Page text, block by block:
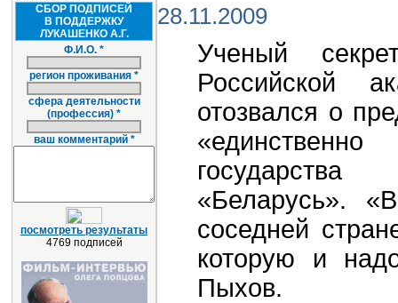
СБОР ПОДПИСЕЙ
В ПОДДЕРЖКУ
ЛУКАШЕНКО А.Г.
Ф.И.О. *
регион проживания *
сфера деятельности
(профессия) *
ваш комментарий *
посмотреть результаты
4769 подписей
28.11.2009
Ученый
Российской
отозвался о
«Беларусь».
соседней
которую и
Пыхов.